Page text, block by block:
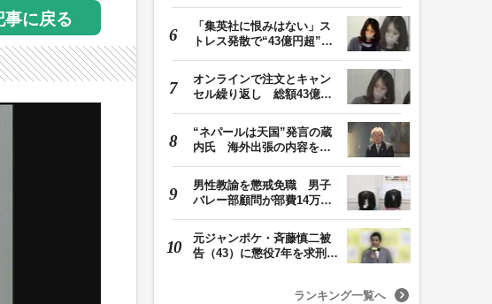
事に戻る
「集英社に恨みはない」ス
トレス発散で“43億円超”の
オンラインで注文とキャン
セル繰り返し 総額43億円
“ネパールは天国”発言の蔵
内氏 海外出張の内容を説
男性教諭を懲戒免職 男子
バレー部顧問が部費14万円
元ジャンポケ・斉藤慎二被
告（43）に懲役7年を求刑
ランキング一覧へ